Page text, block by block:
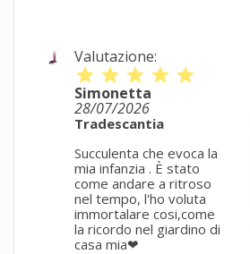
Valutazione:
star star star star star
Simonetta
28/07/2026
Tradescantia
Succulenta che evoca la
mia infanzia . È stato
come andare a ritroso
nel tempo, l'ho voluta
immortalare cosi,come
la ricordo nel giardino di
casa mia❤